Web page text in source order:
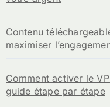
Contenu
maximiser
Comment activer le
guide étape par étape